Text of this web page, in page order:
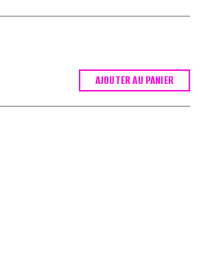
AJOUTER AU PANIER